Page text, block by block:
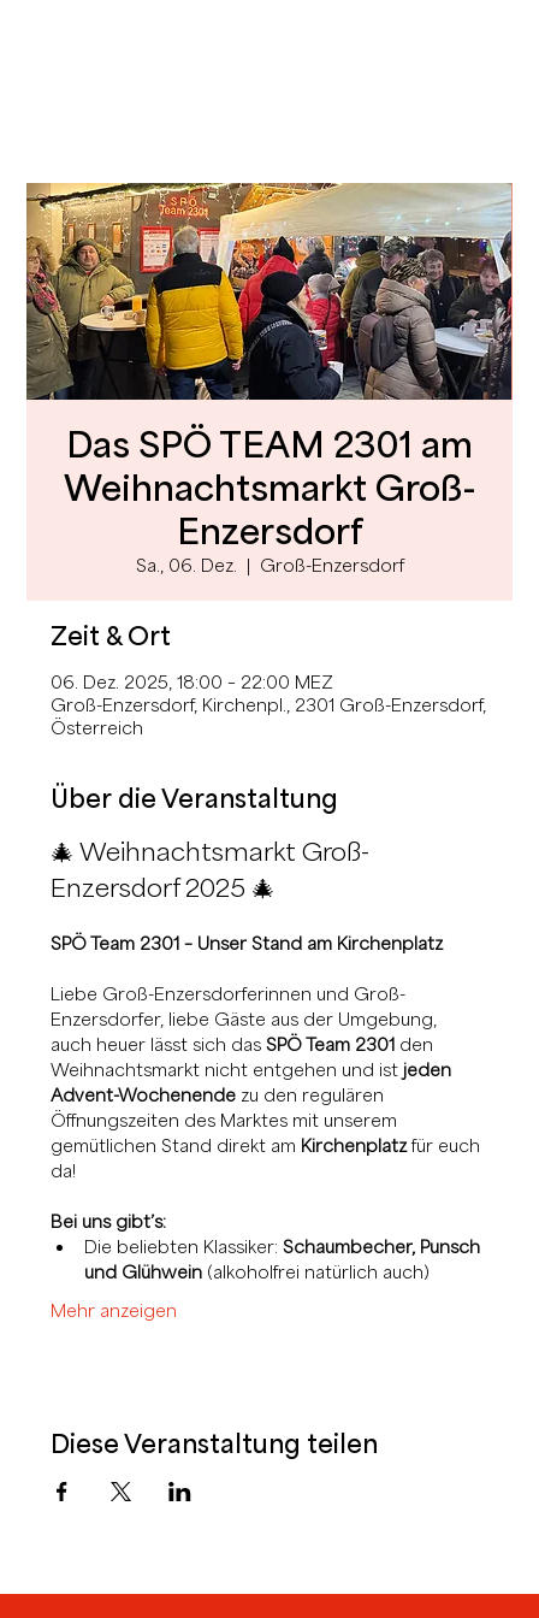
Das SPÖ TEAM 2301 am
Weihnachtsmarkt Groß-
Enzersdorf
Sa., 06. Dez.
  |
Groß-Enzersdorf
Zeit & Ort
06. Dez. 2025, 18:00 – 22:00 MEZ
Groß-Enzersdorf, Kirchenpl., 2301 Groß-Enzersdorf,
Österreich
Über die Veranstaltung
🎄 Weihnachtsmarkt Groß-
Enzersdorf 2025 🎄
SPÖ Team 2301 – Unser Stand am Kirchenplatz
Liebe Groß-Enzersdorferinnen und Groß-
Enzersdorfer, liebe Gäste aus der Umgebung,
auch heuer lässt sich das SPÖ Team 2301 den
Weihnachtsmarkt nicht entgehen und ist jeden
Advent-Wochenende zu den regulären
Öffnungszeiten des Marktes mit unserem
gemütlichen Stand direkt am Kirchenplatz für euch
da!
Bei uns gibt’s:
Die beliebten Klassiker: Schaumbecher, Punsch
und Glühwein (alkoholfrei natürlich auch)
Mehr anzeigen
Diese Veranstaltung teilen